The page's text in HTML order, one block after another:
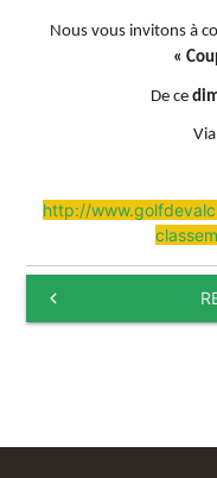
Nous vous invitons à
«
De ce
http://
keyboard_arrow_left